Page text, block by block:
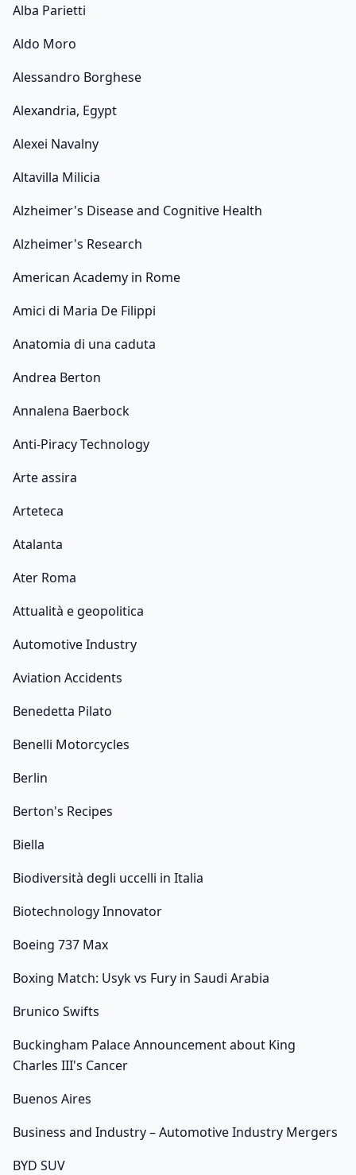
Alba Parietti
Aldo Moro
Alessandro Borghese
Alexandria, Egypt
Alexei Navalny
Altavilla Milicia
Alzheimer's Disease and Cognitive Health
Alzheimer's Research
American Academy in Rome
Amici di Maria De Filippi
Anatomia di una caduta
Andrea Berton
Annalena Baerbock
Anti-Piracy Technology
Arte assira
Arteteca
Atalanta
Ater Roma
Attualità e geopolitica
Automotive Industry
Aviation Accidents
Benedetta Pilato
Benelli Motorcycles
Berlin
Berton's Recipes
Biella
Biodiversità degli uccelli in Italia
Biotechnology Innovator
Boeing 737 Max
Boxing Match: Usyk vs Fury in Saudi Arabia
Brunico Swifts
Buckingham Palace Announcement about King
Charles III's Cancer
Buenos Aires
Business and Industry – Automotive Industry Mergers
BYD SUV